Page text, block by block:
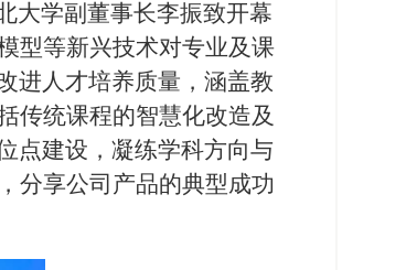
大学副董事长李振致开幕
型等新兴技术对专业及课
进人才培养质量，涵盖教
传统课程的智慧化改造及
点建设，凝练学科方向与
分享公司产品的典型成功